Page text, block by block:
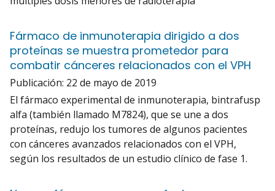
Fármaco de inmunoterapia dirigido a dos
proteínas se muestra prometedor para
combatir cánceres relacionados con el VPH
Publicación: 22 de mayo de 2019
El fármaco experimental de inmunoterapia, bintrafusp
alfa (también llamado M7824), que se une a dos
proteínas, redujo los tumores de algunos pacientes
con cánceres avanzados relacionados con el VPH,
según los resultados de un estudio clínico de fase 1.